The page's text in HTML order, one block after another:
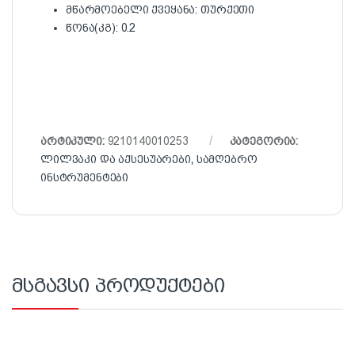
მწარმოებელი ქვეყანა: თურქეთი
წონა(კგ): 0.2
არტიკული: 9210140010253
კატეგორია:
ლილვაკი და აქსესუარები, სამღებრო
ინსტრუმენტები
მსგავსი პროდუქტები